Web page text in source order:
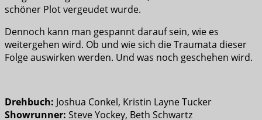
schöner Plot vergeudet wurde.
Dennoch kann man gespannt darauf sein, wie es
weitergehen wird. Ob und wie sich die Traumata dieser
Folge auswirken werden. Und was noch geschehen wird.
Drehbuch: Joshua Conkel, Kristin Layne Tucker
Showrunner: Steve Yockey, Beth Schwartz